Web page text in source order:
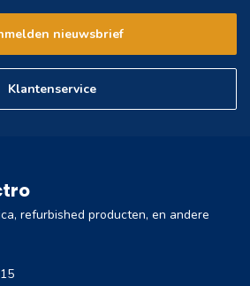
nieuwsbrief
Klantenservice
refurbished producten, en andere